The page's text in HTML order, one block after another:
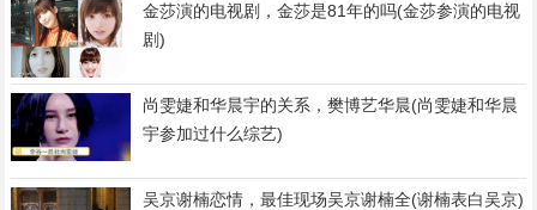
金莎演的电视剧，金莎是81年的吗(金莎参演的电视
剧)
尚雯婕和华晨宇的关系，樊博艺华晨(尚雯婕和华晨
宇参加过什么综艺)
吴京谢楠恋情，最佳现场吴京谢楠全(谢楠表白吴京)